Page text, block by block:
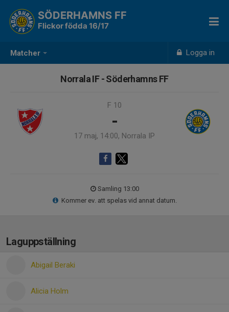
Matcher Logga in
SÖDERHAMNS FF
Flickor födda 16/17
Norrala IF - Söderhamns FF
F 10
-
17 maj, 14:00, Norrala IP
Samling 13:00
Kommer ev. att spelas vid annat datum.
Laguppställning
Abigail Beraki
Alicia Holm